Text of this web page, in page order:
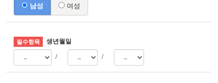
남성 여성
생년월일
/
/